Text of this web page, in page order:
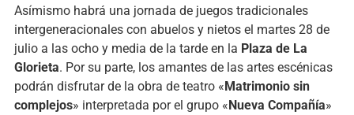
Asímismo habrá una jornada de juegos tradicionales
intergeneracionales con abuelos y nietos el martes 28 de
julio a las ocho y media de la tarde en la Plaza de La
Glorieta. Por su parte, los amantes de las artes escénicas
podrán disfrutar de la obra de teatro «Matrimonio sin
complejos» interpretada por el grupo «Nueva Compañía»